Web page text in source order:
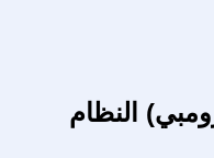
النظام